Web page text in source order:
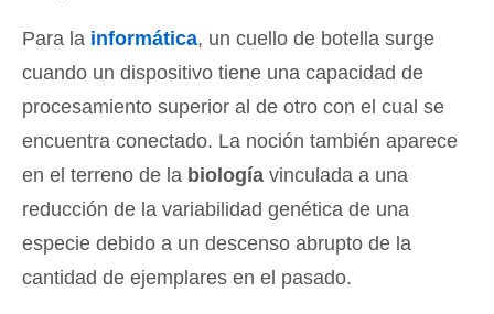
Para la informática, un cuello de botella surge
cuando un dispositivo tiene una capacidad de
procesamiento superior al de otro con el cual se
encuentra conectado. La noción también aparece
en el terreno de la biología vinculada a una
reducción de la variabilidad genética de una
especie debido a un descenso abrupto de la
cantidad de ejemplares en el pasado.